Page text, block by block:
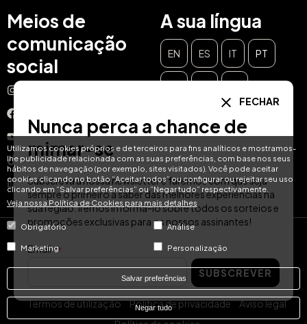
Utilizamos cookies próprios e de terceiros para fins analíticos e mostramos-
lhe publicidade relacionada com as suas preferências, com base nos seus
hábitos de navegação (por exemplo, sites visitados). Você pode aceitar
cookies clicando no botão “Aceitar todos” ou configurar ou rejeitar seu uso
clicando em “Salvar preferências” ou “Negar tudo” respectivamente.
Veja nossa Política de Cookies para mais detalhes
Obrigatório Análise
Marketing Personalização
Salvar preferências
Negar tudo
Meios de
comunicação
social
YouTube
TikTok
LinkedIn
A sua língua
EN ES IT PT
© Hotel Treats 2026
Tel: +34 871 51 00 40 (9:00 - 19:00 CEST)
Termos de utilização Política de privacidade
Aviso legal
FECHAR
Nunca perca a chance de
mimar-se
Subscreva a nossa newsletter e faremos com que seja
sempre o primeiro a saber das melhores experiências na
sua região. Iremos informá-lo sobre todos os sorteios e
promoções exclusivas para os nossos assinantes!
Email
SUBSCREVER